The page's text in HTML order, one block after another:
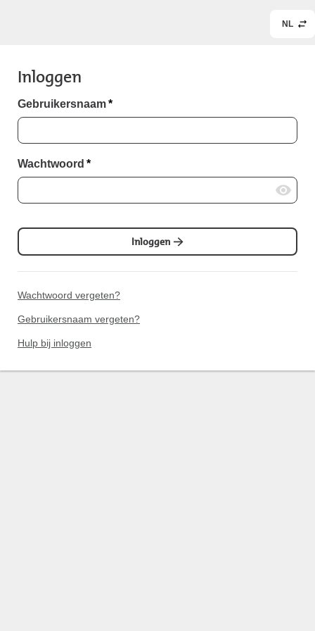
NL
Inloggen
Gebruikersnaam*
Wachtwoord *
Inloggen
Wachtwoord vergeten?
Gebruikersnaam vergeten?
Hulp bij inloggen